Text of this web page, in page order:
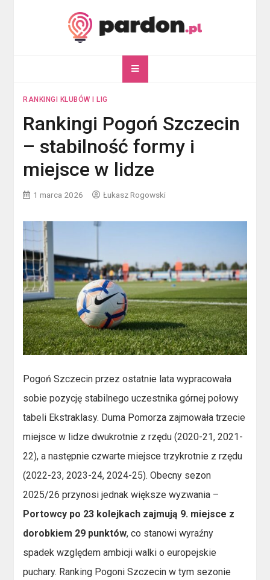
pardon.pl
RANKINGI KLUBÓW I LIG
Rankingi Pogoń Szczecin
– stabilność formy i
miejsce w lidze
1 marca 2026 Łukasz Rogowski
Pogoń Szczecin przez ostatnie lata wypracowała
sobie pozycję stabilnego uczestnika górnej połowy
tabeli Ekstraklasy. Duma Pomorza zajmowała trzecie
miejsce w lidze dwukrotnie z rzędu (2020-21, 2021-
22), a następnie czwarte miejsce trzykrotnie z rzędu
(2022-23, 2023-24, 2024-25). Obecny sezon
2025/26 przynosi jednak większe wyzwania –
Portowcy po 23 kolejkach zajmują 9. miejsce z
dorobkiem 29 punktów, co stanowi wyraźny
spadek względem ambicji walki o europejskie
puchary. Ranking Pogoni Szczecin w tym sezonie